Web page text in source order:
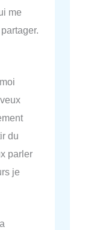
me
du
parler
je